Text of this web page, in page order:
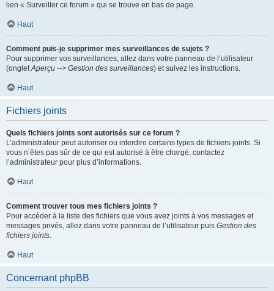
lien « Surveiller ce forum » qui se trouve en bas de page.
Haut
Comment puis-je supprimer mes surveillances de sujets ?
Pour supprimer vos surveillances, allez dans votre panneau de l’utilisateur
(ongletAperçu --> Gestion des surveillances) et suivez les instructions.
Haut
Fichiers joints
Quels fichiers joints sont autorisés sur ce forum ?
L’administrateur peut autoriser ou interdire certains types de fichiers joints. Si
vous n’êtes pas sûr de ce qui est autorisé à être chargé, contactez
l’administrateur pour plus d’informations.
Haut
Comment trouver tous mes fichiers joints ?
Pour accéder à la liste des fichiers que vous avez joints à vos messages et
messages privés, allez dans votre panneau de l’utilisateur puis Gestion des
fichiers joints.
Haut
Concernant phpBB